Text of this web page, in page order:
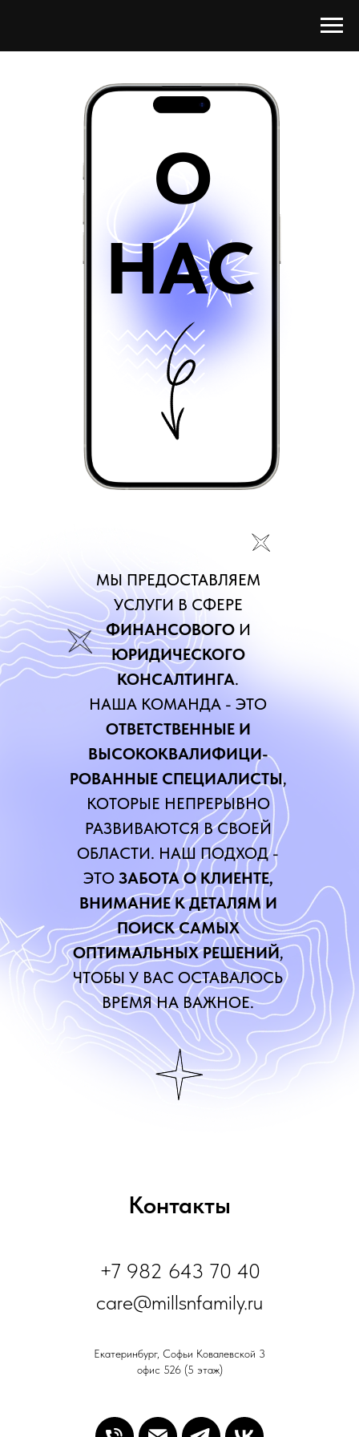
О
НАС
МЫ ПРЕДОСТАВЛЯЕМ
УСЛУГИ В СФЕРЕ
ФИНАНСОВОГОИ
ЮРИДИЧЕСКОГО
КОНСАЛТИНГА.
НАША КОМАНДА - ЭТО
ОТВЕТСТВЕННЫЕ И
ВЫСОКОКВАЛИФИЦИ-
РОВАННЫЕ СПЕЦИАЛИСТЫ,
КОТОРЫЕ НЕПРЕРЫВНО
РАЗВИВАЮТСЯ В СВОЕЙ
ОБЛАСТИ. НАШ ПОДХОД -
ЭТО ЗАБОТА О КЛИЕНТЕ,
ВНИМАНИЕ К ДЕТАЛЯМ И
ПОИСК САМЫХ
ОПТИМАЛЬНЫХ РЕШЕНИЙ,
ЧТОБЫ У ВАС ОСТАВАЛОСЬ
ВРЕМЯ НА ВАЖНОЕ.
Контакты
+7 982 643 70 40
care@millsnfamily.ru
Екатеринбург, Софьи Ковалевской 3
офис 526 (5 этаж)